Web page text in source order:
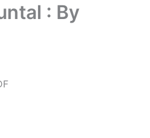
: By